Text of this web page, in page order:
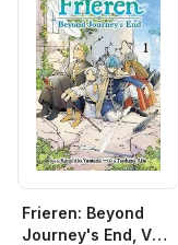
Frieren: Beyond
Journey's End, Vol.